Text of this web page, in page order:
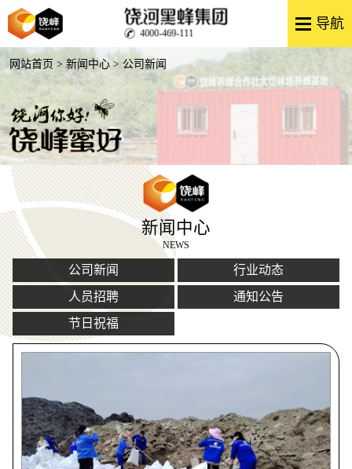
4000-469-111
网站首页 > 新闻中心> 公司新闻
新闻中心
NEWS
公司新闻
行业动态
人员招聘
通知公告
节日祝福